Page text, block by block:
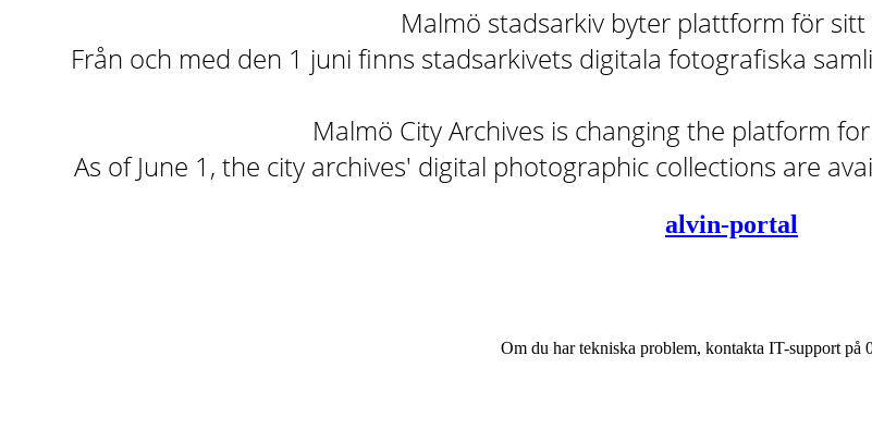
Malmö stadsarkiv byter plattform för sitt
Från och med den 1 juni finns stadsarkivets digitala fotografiska
Malmö City Archives is changing the platform
As of June 1, the city archives' digital photographic collections are
alvin-portal
Om du har tekniska problem, kontakta IT-support på